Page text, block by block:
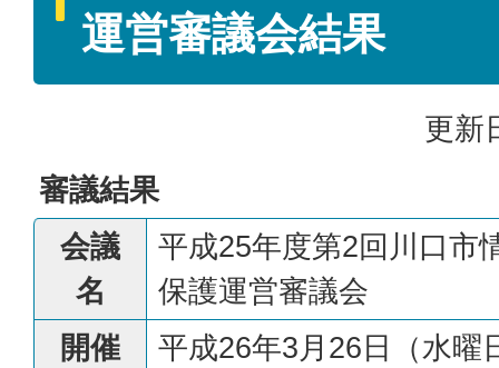
運営審議会結果
更新
審議結果
会議
名
平成25年度第2回川口市
保護運営審議会
開催
平成26年3月26日（水曜